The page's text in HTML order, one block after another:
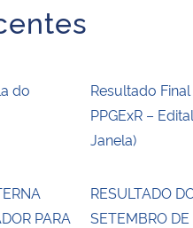
do
Resultado
PPGExR –
Janela)
PARA
RESULTADO
SETEMBRO